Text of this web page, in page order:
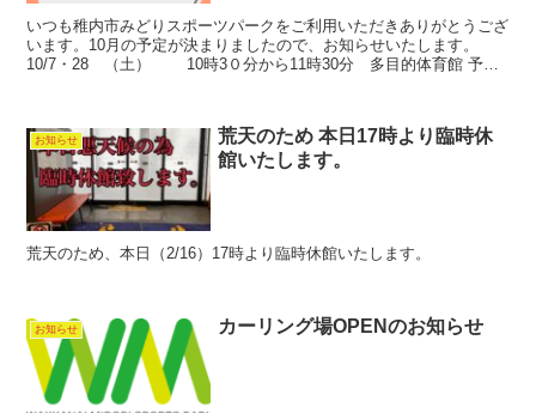
いつも稚内市みどりスポーツパークをご利用いただきありがとうござ
います。10月の予定が決まりましたので、お知らせいたします。
10/7・28 （土） 10時3０分から11時30分 多目的体育館 予約
お知らせ
荒天のため 本日17時より臨時休
館いたします。
荒天のため、本日（2/16）17時より臨時休館いたします。
お知らせ カーリング場OPENのお知らせ